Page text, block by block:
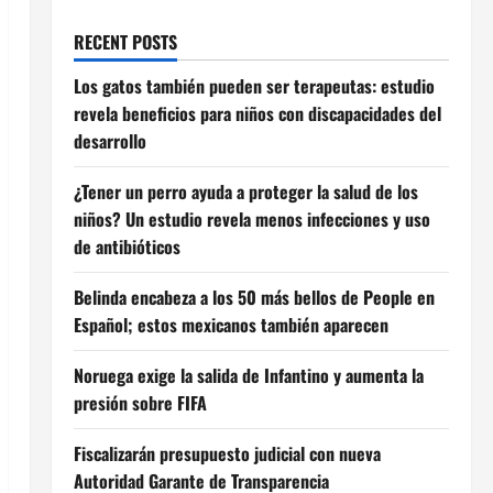
RECENT POSTS
Los gatos también pueden ser terapeutas: estudio
revela beneficios para niños con discapacidades del
desarrollo
¿Tener un perro ayuda a proteger la salud de los
niños? Un estudio revela menos infecciones y uso
de antibióticos
Belinda encabeza a los 50 más bellos de People en
Español; estos mexicanos también aparecen
Noruega exige la salida de Infantino y aumenta la
presión sobre FIFA
Fiscalizarán presupuesto judicial con nueva
Autoridad Garante de Transparencia